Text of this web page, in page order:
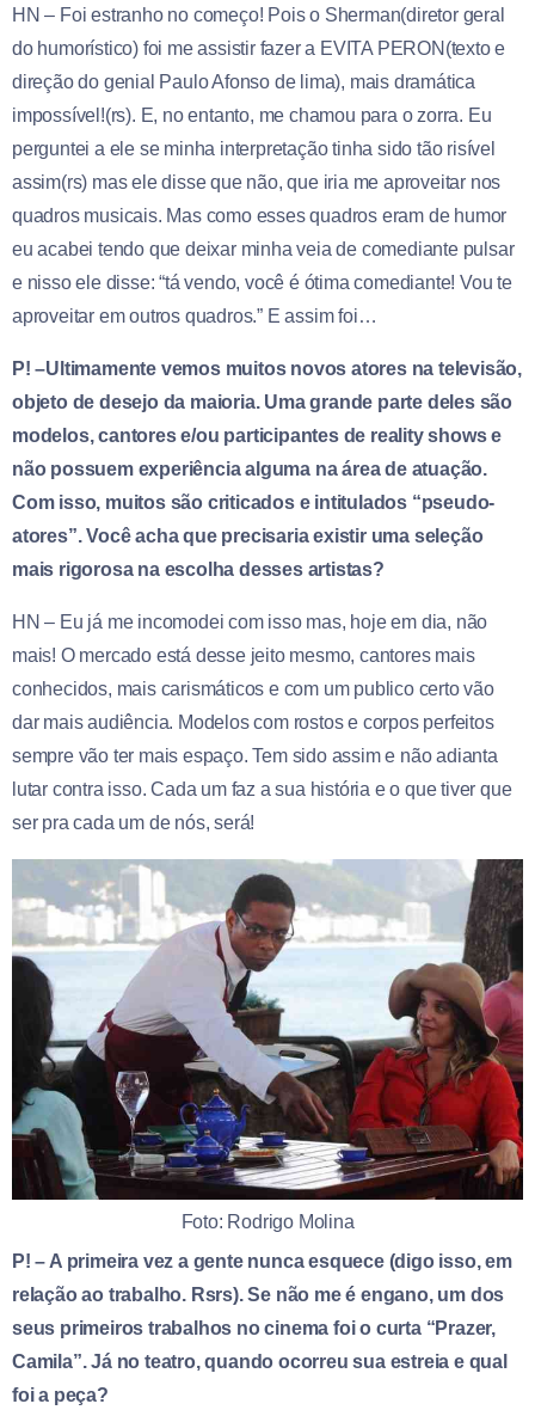
HN – Foi estranho no começo! Pois o Sherman(diretor geral
do humorístico) foi me assistir fazer a EVITA PERON(texto e
direção do genial Paulo Afonso de lima), mais dramática
impossível!(rs). E, no entanto, me chamou para o zorra. Eu
perguntei a ele se minha interpretação tinha sido tão risível
assim(rs) mas ele disse que não, que iria me aproveitar nos
quadros musicais. Mas como esses quadros eram de humor
eu acabei tendo que deixar minha veia de comediante pulsar
e nisso ele disse: “tá vendo, você é ótima comediante! Vou te
aproveitar em outros quadros.” E assim foi…
P! –Ultimamente vemos muitos novos atores na televisão,
objeto de desejo da maioria. Uma grande parte deles são
modelos, cantores e/ou participantes de reality shows e
não possuem experiência alguma na área de atuação.
Com isso, muitos são criticados e intitulados “pseudo-
atores”. Você acha que precisaria existir uma seleção
mais rigorosa na escolha desses artistas?
HN – Eu já me incomodei com isso mas, hoje em dia, não
mais! O mercado está desse jeito mesmo, cantores mais
conhecidos, mais carismáticos e com um publico certo vão
dar mais audiência. Modelos com rostos e corpos perfeitos
sempre vão ter mais espaço. Tem sido assim e não adianta
lutar contra isso. Cada um faz a sua história e o que tiver que
ser pra cada um de nós, será!
Foto: Rodrigo Molina
P! – A primeira vez a gente nunca esquece (digo isso, em
relação ao trabalho. Rsrs). Se não me é engano, um dos
seus primeiros trabalhos no cinema foi o curta “Prazer,
Camila”. Já no teatro, quando ocorreu sua estreia e qual
foi a peça?